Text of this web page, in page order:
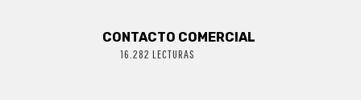
CONTACTO COMERCIAL
16.282 LECTURAS